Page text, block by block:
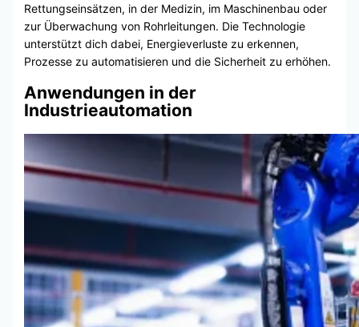
Rettungseinsätzen, in der Medizin, im Maschinenbau oder
zur Überwachung von Rohrleitungen. Die Technologie
unterstützt dich dabei, Energieverluste zu erkennen,
Prozesse zu automatisieren und die Sicherheit zu erhöhen.
Anwendungen in der
Industrieautomation